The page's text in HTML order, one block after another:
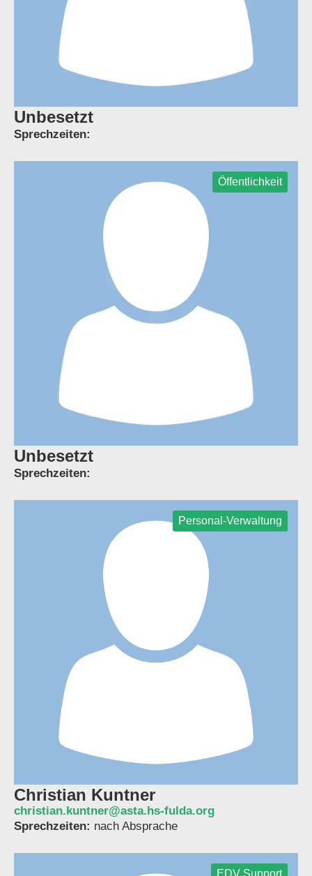
Unbesetzt
Sprechzeiten:
Öffentlichkeit
Unbesetzt
Sprechzeiten:
Personal-Verwaltung
Christian Kuntner
christian.kuntner@asta.hs-fulda.org
Sprechzeiten: nach Absprache
EDV Support